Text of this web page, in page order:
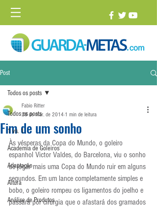
Post
Todos os posts
1 vs. 1
Academia de Goleiros
Adaptação
Altura
Análise de Produtos
Todos os posts
Fim de um sonho
Fabio Ritter
28 de mar. de 2014 1 min de leitura
Às vésperas da Copa do Mundo, o goleiro
espanhol Victor Valdes, do Barcelona, viu o sonho
de jogar mais uma Copa do Mundo ruir em alguns
segundos. Em um lance completamente simples e
bobo, o goleiro rompeu os ligamentos do joelho e
passará por cirurgia que o afastará dos gramados